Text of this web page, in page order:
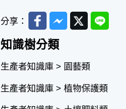
分享：
FacebookMessenger
TwitterLine
知識樹分類
生產者知識庫 > 園藝類
生產者知識庫 > 植物保護類